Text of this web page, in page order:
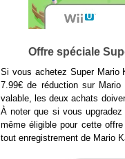
Offre spéciale
Si vous achetez Super Mario
7.99€ de réduction sur
valable, les deux achats
À noter que si vous
même éligible pour cette
tout enregistrement de Mario